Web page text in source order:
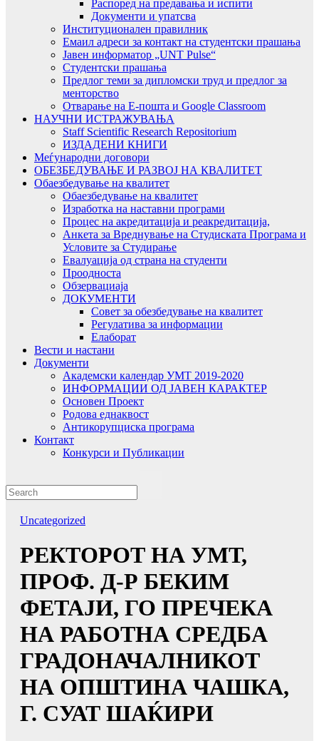
Распоред на предавањa и испити
Документи и упатсва
Институционален правилник
Емаил адреси за контакт на студентски прашања
Јавен информатор „UNT Pulse“
Студентски прашања
Предлог теми за дипломски труд и предлог за
менторство
Отварање на Е-пошта и Google Classroom
НАУЧНИ ИСТРАЖУВАЊА
Staff Scientific Research Repositorium
ИЗДАДЕНИ КНИГИ
Меѓународни договори
ОБЕЗБЕДУВАЊЕ И РАЗВОЈ НА КВАЛИТЕТ
Обаезбедување на квалитет
Обаезбедување на квалитет
Изработка на наставни програми
Процес на акредитација и реакредитација,
Анкета за Вреднување на Студиската Програма и
Условите за Студирање
Евалуација од страна на студенти
Проодноста
Обзервациаја
ДОКУМЕНТИ
Совет за обезбедување на квалитет
Регулатива за информации
Елаборат
Вести и настани
Документи
Академски календар УМТ 2019-2020
ИНФОРМАЦИИ ОД ЈАВЕН КАРАКТЕР
Основен Проект
Родова еднаквост
Антикорупциска програма
Контакт
Конкурси и Публикации
Uncategorized
РЕКТОРОТ НА УМТ,
ПРОФ. Д-Р БЕКИМ
ФЕТАЈИ, ГО ПРЕЧЕКА
НА РАБОТНА СРЕДБА
ГРАДОНАЧАЛНИКОТ
НА ОПШТИНА ЧАШКА,
Г. СУАТ ШАЌИРИ